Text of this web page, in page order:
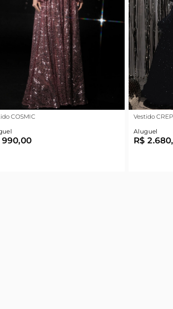
COSMIC
990,00
Vestido
Aluguel
R$